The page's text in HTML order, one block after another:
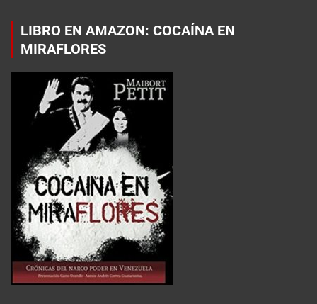
LIBRO EN AMAZON: COCAÍNA EN
MIRAFLORES